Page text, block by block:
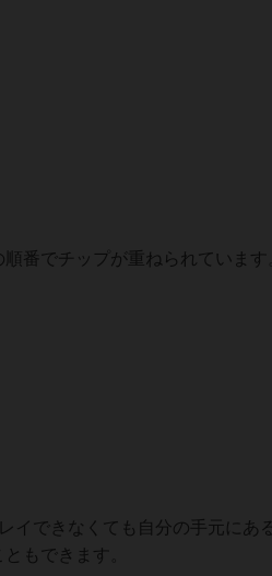
番でチップが重ねられています
イできなくても自分の手元にあ
もできます。